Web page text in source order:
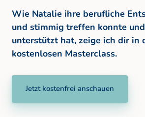
Wie Natalie ihre berufliche
und stimmig treffen konnte
unterstützt hat, zeige ich dir in
kostenlosen Masterclass.
Jetzt kostenfrei anschauen